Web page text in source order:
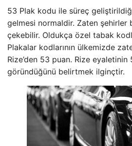
53 Plak kodu ile süreç
gelmesi normaldir. Zaten şehirler
çekebilir. Oldukça özel tabak
Plakalar kodlarının ülkemizde
Rize’den 53 puan. Rize
göründüğünü belirtmek ilginçtir.